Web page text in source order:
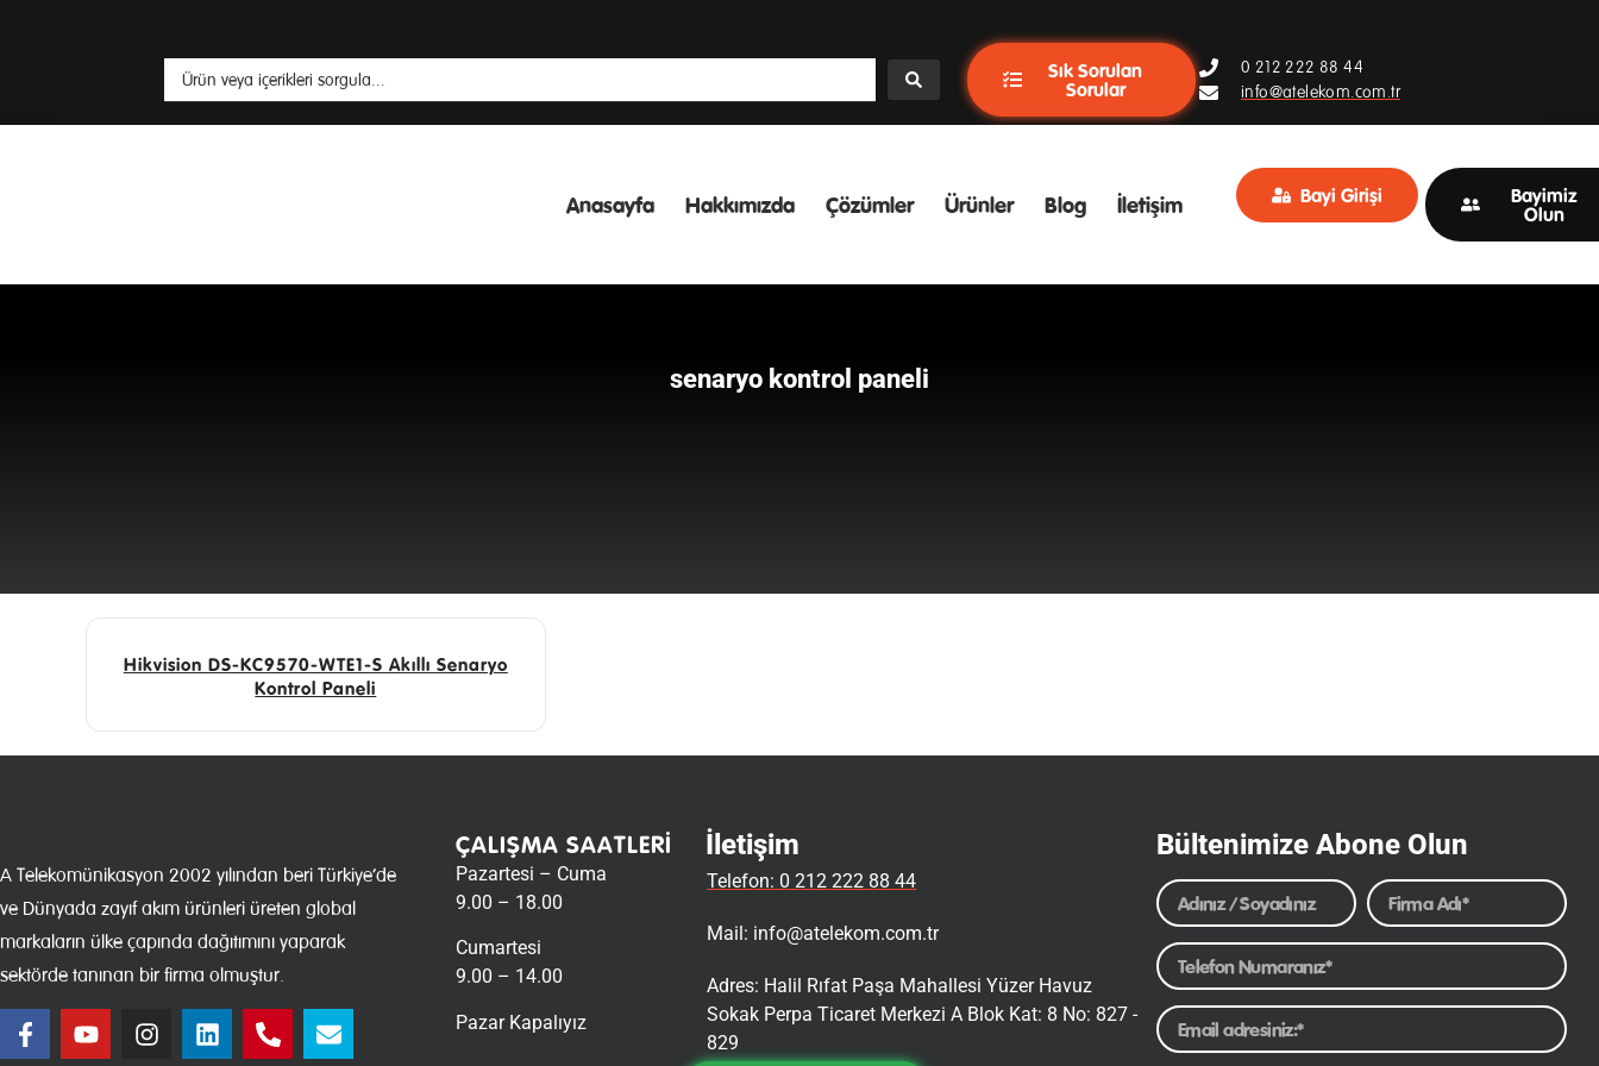
Sık Sorulan
Sorular
0 212 222 88 44
info@atelekom.com.tr
Anasayfa Hakkımızda Çözümler Ürünler Blog İletişim Bayi Girişi
Bayimiz
Olun
senaryo kontrol paneli
Hikvision DS-KC9570-WTE1-S Akıllı Senaryo
Kontrol Paneli
A Telekomünikasyon 2002 yılından beri Türkiye’de
ve Dünyada zayıf akım ürünleri üreten global
markaların ülke çapında dağıtımını yaparak
sektörde tanınan bir firma olmuştur.
ÇALIŞMA SAATLERI
Pazartesi – Cuma
9.00 – 18.00
Cumartesi
9.00 – 14.00
Pazar Kapalıyız
İletişim
Telefon: 0 212 222 88 44
Mail: info@atelekom.com.tr
Adres: Halil Rıfat Paşa Mahallesi Yüzer Havuz
Sokak Perpa Ticaret Merkezi A Blok Kat: 8 No: 827 -
829
Bültenimize Abone Olun